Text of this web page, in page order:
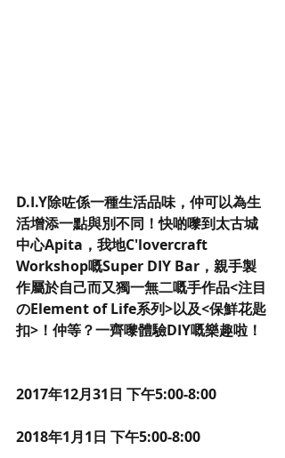
D.I.Y除咗係一種生活品味，仲可以為生
活增添一點與別不同！快啲嚟到太古城
中心Apita，我地C'lovercraft
Workshop嘅Super DIY Bar，親手製
作屬於自己而又獨一無二嘅手作品<注目
のElement of Life系列>以及<保鮮花匙
扣>！仲等？一齊嚟體驗DIY嘅樂趣啦！
2017年12月31日 下午5:00-8:00
2018年1月1日 下午5:00-8:00